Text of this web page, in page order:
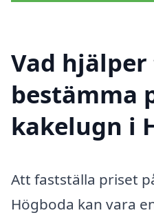
Vad
bestämma
kakelugn i
Att fastställa priset
Högboda kan vara